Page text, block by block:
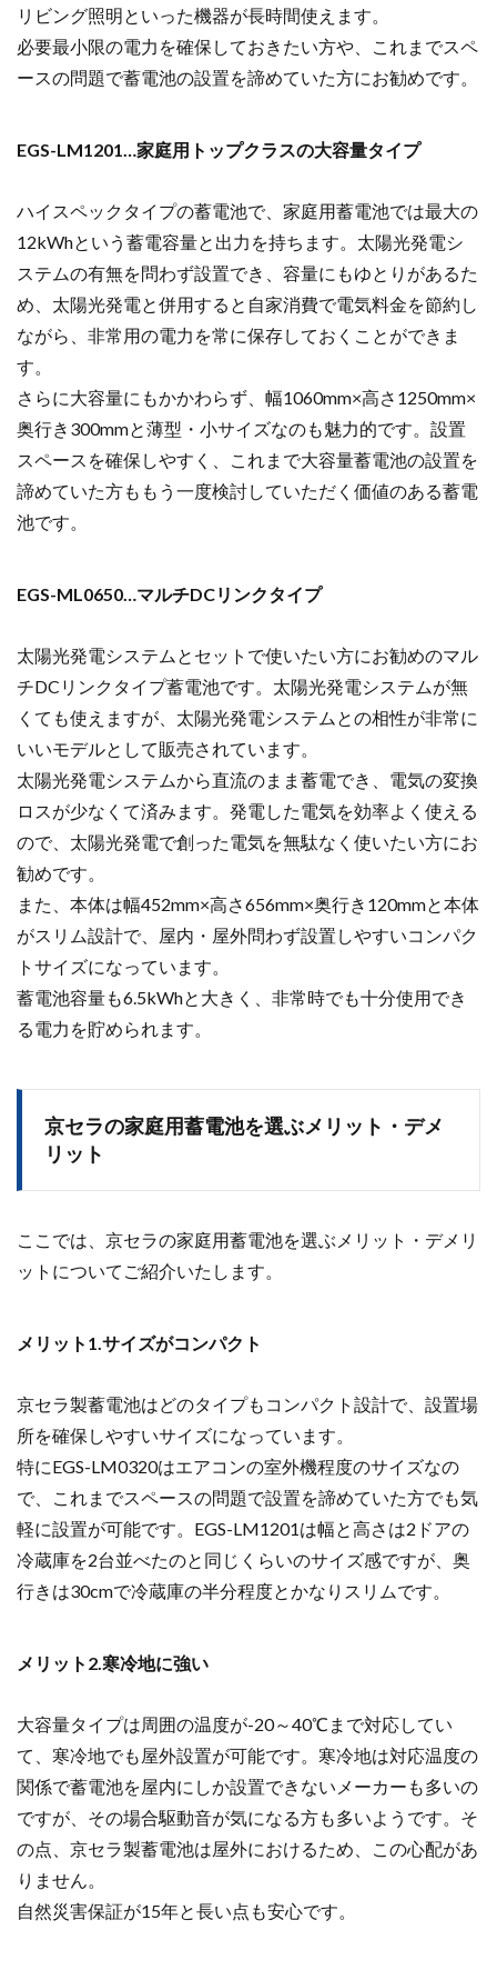
リビング照明といった機器が長時間使えます。
必要最小限の電力を確保しておきたい方や、
これまでスペ
ースの問題で蓄電池の設置を諦めていた方にお勧めです。
EGS-LM1201…家庭用トップクラスの大容量タイプ
ハイスペックタイプの蓄電池で、家庭用蓄電池では最大の
12kWhという蓄電容量と出力を持ちます。太陽光発電シ
ステムの有無を問わず設置でき、容量にもゆとりがあるた
め、 太陽光発電と併用すると自家消費で電気料金を節約し
ながら、非常用の電力を常に保存しておくことができま
す。
さらに大容量にもかかわらず、幅1060mm×高さ1250mm×
奥行き300mmと薄型・小サイズなのも魅力的です。設置
スペースを確保しやすく、これまで大容量蓄電池の設置を
諦めていた方ももう一度検討していただく価値のある蓄電
池です。
EGS-ML0650…マルチDCリンクタイプ
太陽光発電システムとセットで使いたい方にお勧めのマル
チDCリンクタイプ蓄電池です。太陽光発電システムが無
くても使えますが、 太陽光発電システムとの相性が非常に
いいモデルとして販売されています。
太陽光発電システムから直流のまま蓄電でき、電気の変換
ロスが少なくて済みます。発電した電気を効率よく使える
ので、太陽光発電で創った電気を無駄なく使いたい方にお
勧めです。
また、本体は幅452mm×高さ656mm×奥行き120mmと本体
がスリム設計で、
屋内・屋外問わず設置しやすいコンパク
トサイズになっています。
蓄電池容量も6.5kWhと大きく、非常時でも十分使用でき
る電力を貯められます。
京セラの家庭用蓄電池を選ぶメリット・デメ
リット
ここでは、京セラの家庭用蓄電池を選ぶメリット・デメリ
ットについてご紹介いたします。
メリット1.サイズがコンパクト
京セラ製蓄電池はどのタイプもコンパクト設計で、設置場
所を確保しやすいサイズになっています。
特にEGS-LM0320はエアコンの室外機程度のサイズなの
で、これまでスペースの問題で設置を諦めていた方でも気
軽に設置が可能です。EGS-LM1201は幅と高さは2ドアの
冷蔵庫を2台並べたのと同じくらいのサイズ感ですが、奥
行きは30cmで冷蔵庫の半分程度とかなりスリムです。
メリット2.寒冷地に強い
大容量タイプは周囲の温度が-20～40℃まで対応してい
て、寒冷地でも屋外設置が可能です。寒冷地は対応温度の
関係で蓄電池を屋内にしか設置できないメーカーも多いの
ですが、その場合駆動音が気になる方も多いようです。そ
の点、京セラ製蓄電池は屋外におけるため、この心配があ
りません。
自然災害保証が15年と長い点も安心です。